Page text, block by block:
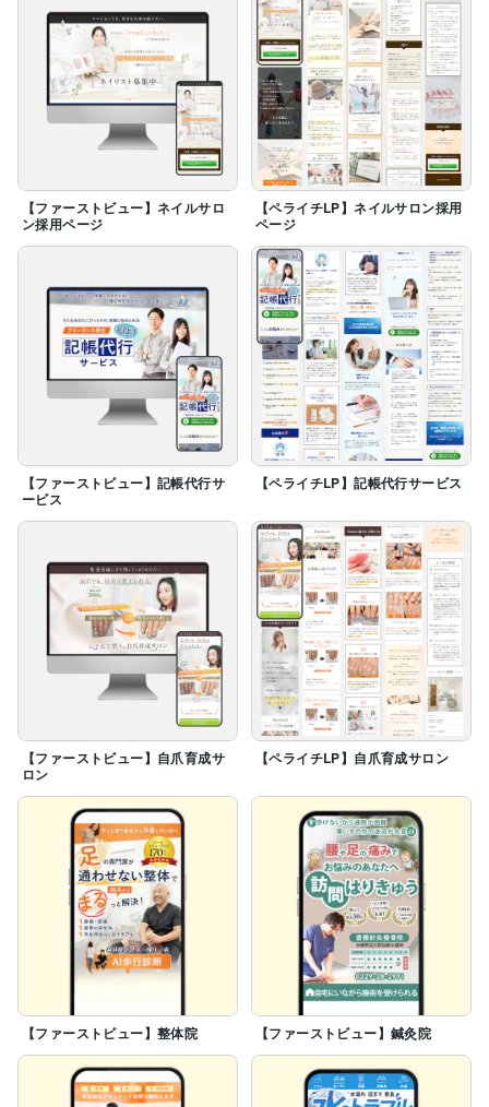
【ファーストビュー】ネイルサロ
ン採用ページ
【ペライチLP】ネイルサロン採用
ページ
【ファーストビュー】記帳代行サ
ービス
【ペライチLP】記帳代行サービス
【ファーストビュー】自爪育成サ
ロン
【ペライチLP】自爪育成サロン
【ファーストビュー】整体院 【ファーストビュー】鍼灸院